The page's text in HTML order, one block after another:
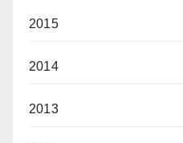
2015
2014
2013